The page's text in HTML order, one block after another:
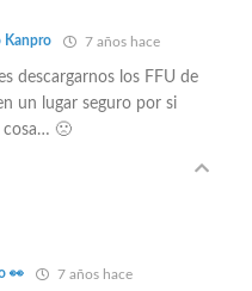
Kanpro 7 años hace
descargarnos los FFU de
un lugar seguro por si
cosa… 🙁
👀 7 años hace